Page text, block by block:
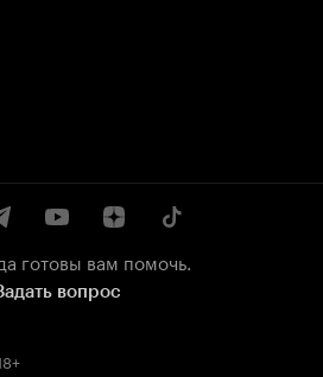
готовы вам помочь.
вопрос